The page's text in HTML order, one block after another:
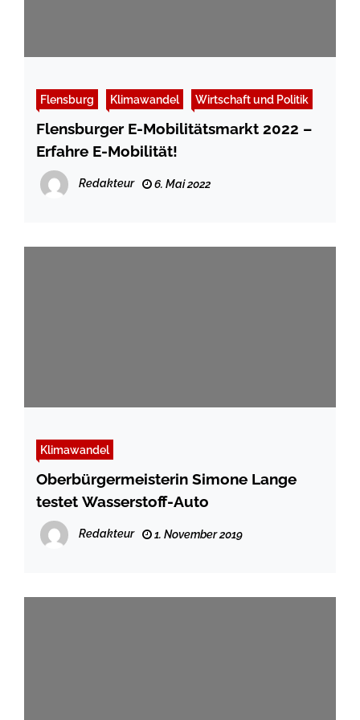
Flensburg Klimawandel Wirtschaft und Politik
Flensburger E-Mobilitätsmarkt 2022 –
Erfahre E-Mobilität!
Redakteur 6. Mai 2022
Klimawandel
Oberbürgermeisterin Simone Lange
testet Wasserstoff-Auto
Redakteur 1. November 2019